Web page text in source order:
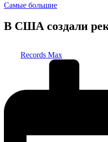
Опубликовано
Самые большие
В США создали
Records Max